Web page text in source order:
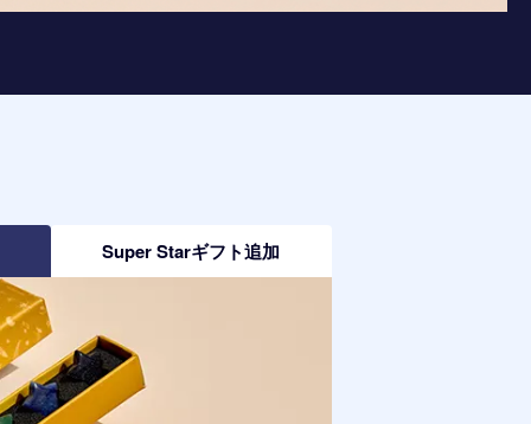
Super Starギフト追加